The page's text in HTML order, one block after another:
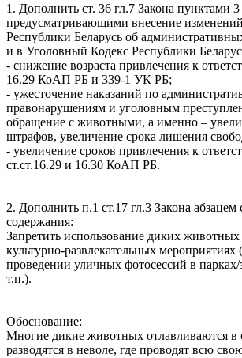
1. Дополнить ст. 36 гл.7 Закона пунктами
предусматривающими внесение
Республики Беларусь об
и в Уголовный Кодекс Республики
- снижение возраста привлечения к
16.29 КоАП РБ и 339-1 УК РБ;
- ужесточение наказаний по
правонарушениям и уголовным
обращение с животными, а именно –
штрафов, увеличение срока лишения
- увеличение сроков привлечения к
ст.ст.16.29 и 16.30 КоАП РБ.
2. Дополнить п.1 ст.17 гл.3 Закона
содержания:
Запретить использование диких
культурно-развлекательных мероприятиях
проведении уличных фотосессий в
т.п.).
Обоснование:
Многие дикие животных отлавливаются в
разводятся в неволе, где проводят всю